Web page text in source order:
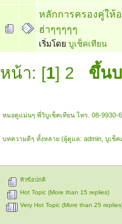
หลักการครองคู่ให้
ฮ่าๆๆๆๆๆ
เริ่มโดย บูเช็คเทียน
หน้า: [1] 2 ขึ้น
หมอดูแม่นๆ พี่วิบูเช็คเทียน โทร. 08-9930-
บทความดีๆ ทั้งหลาย (ผู้ดูแล:admin ,บูเช็ค
หัวข้อปกติ
Hot Topic (More than 15 replies)
Very Hot Topic (More than 25